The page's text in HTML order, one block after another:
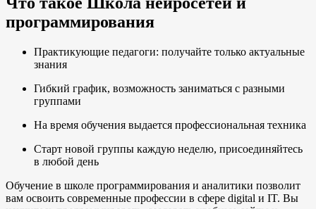
программирования
Практикующие педагоги: получайте только актуальные
знания
Гибкий график, возможность заниматься с разными
группами
На время обучения выдается профессиональная техника
Старт новой группы каждую неделю, присоединяйтесь
в любой день
Обучение в школе программирования и аналитики позволит
вам освоить современные профессии в сфере digital и IT. Вы